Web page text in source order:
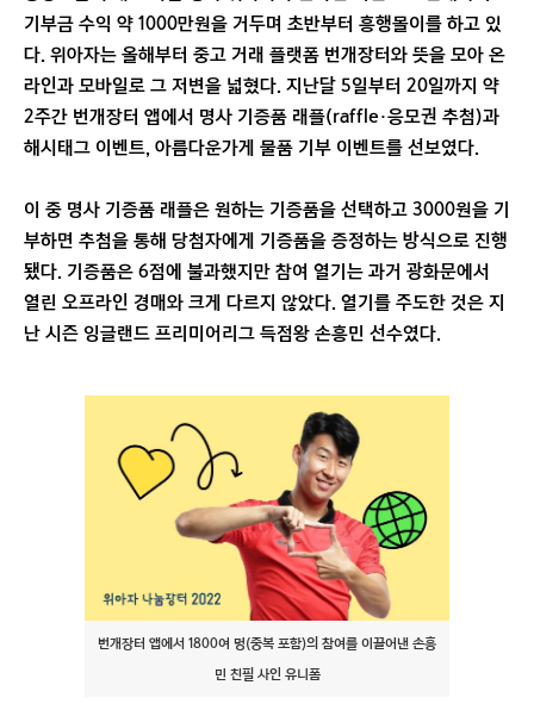
기부금 수익 약 1000만원을 거두며 초반부터 흥행몰이를 하고 있
다. 위아자는 올해부터 중고 거래 플랫폼 번개장터와 뜻을 모아 온
라인과 모바일로 그 저변을 넓혔다. 지난달 5일부터 20일까지 약
2주간 번개장터 앱에서 명사 기증품 래플(raffle·응모권 추첨)과
해시태그 이벤트, 아름다운가게 물품 기부 이벤트를 선보였다.
이 중 명사 기증품 래플은 원하는 기증품을 선택하고 3000원을 기
부하면 추첨을 통해 당첨자에게 기증품을 증정하는 방식으로 진행
됐다. 기증품은 6점에 불과했지만 참여 열기는 과거 광화문에서
열린 오프라인 경매와 크게 다르지 않았다. 열기를 주도한 것은 지
난 시즌 잉글랜드 프리미어리그 득점왕 손흥민 선수였다.
번개장터 앱에서 1800여 명(중복 포함)의 참여를 이끌어낸 손흥
민 친필 사인 유니폼